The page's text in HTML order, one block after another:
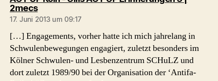
2mecssagt:
17. Juni 2013 um 09:17
[…] Engagements, vorher hatte ich mich jahrelang in
Schwulenbewegungen engagiert, zuletzt besonders im
Kölner Schwulen- und Lesbenzentrum SCHuLZ und
dort zuletzt 1989/90 bei der Organisation der ‘Antifa-